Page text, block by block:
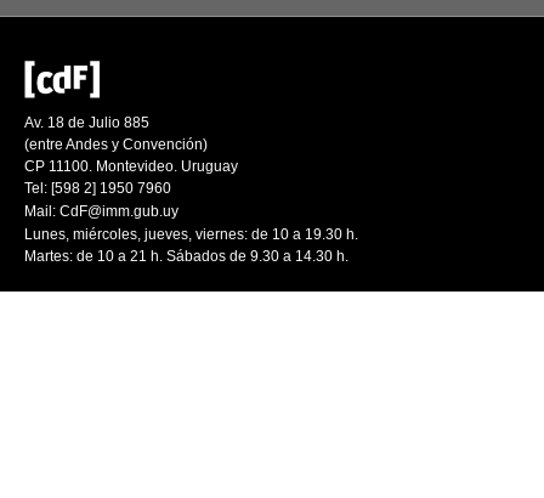
Av. 18 de Julio 885
(entre Andes y Convención)
CP 11100. Montevideo. Uruguay
Tel: [598 2] 1950 7960
Mail: CdF@imm.gub.uy
Lunes, miércoles, jueves, viernes: de 10 a 19.30 h.
Martes: de 10 a 21 h. Sábados de 9.30 a 14.30 h.